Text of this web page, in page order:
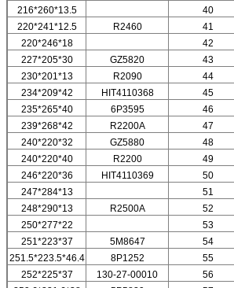
216*260*13.5
40
220*241*12.5
R2460 41
220*246*18
42
227*205*30
GZ5820 43
230*201*13
R2090 44
234*209*42
HIT4110368 45
235*265*40
6P3595 46
239*268*42
R2200A 47
240*220*32
GZ5880 48
240*220*40
R2200 49
246*220*36
HIT4110369 50
247*284*13
51
248*290*13
R2500A 52
250*277*22
53
251*223*37
5M8647 54
251.5*223.5*46.4
8P1252 55
252*225*37
130-27-00010 56